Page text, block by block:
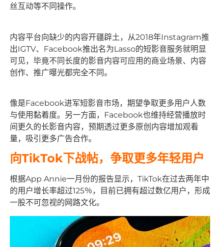
丝互动等不同操作。
内容平台向缺少的内容开疆辟土，从2018年Instagram推
出IGTV、Facebook推出名为Lasso的短影音服务就明显
可见，毕竟不同长度的影音内容可应用的商业场景、内容
创作、推广曝光都完全不同。
像是Facebook进军短影音市场，期望争取更多用户人数
与使用黏着度。另一方面，Facebook也维持经营播放时
间更久的长影音内容，预期透过更多原创内容增加观看
量，吸引更多广告合作。
向TikTok下战帖，争取更多年轻用户
根据App Annie一月份的报告显示，TikTok在过去两年中
的用户增长率超过125％，目前已拥有超过数亿用户，形成
一股不可忽视的网路文化。